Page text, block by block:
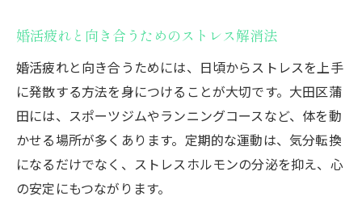
婚活疲れと向き合うためのストレス解消法
婚活疲れと向き合うためには、日頃からストレスを上手
に発散する方法を身につけることが大切です。大田区蒲
田には、スポーツジムやランニングコースなど、体を動
かせる場所が多くあります。定期的な運動は、気分転換
になるだけでなく、ストレスホルモンの分泌を抑え、心
の安定にもつながります。